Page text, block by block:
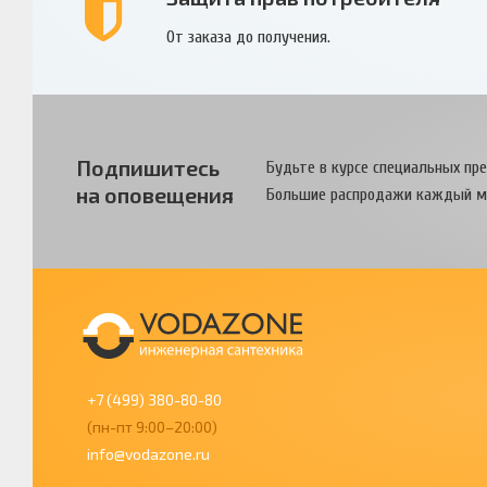
От заказа до получения.
Подпишитесь
на оповещения
Будьте в курсе специальных
Большие распродажи каждый
+7 (499) 380-80-80
(пн-пт 9:00–20:00)
info@vodazone.ru